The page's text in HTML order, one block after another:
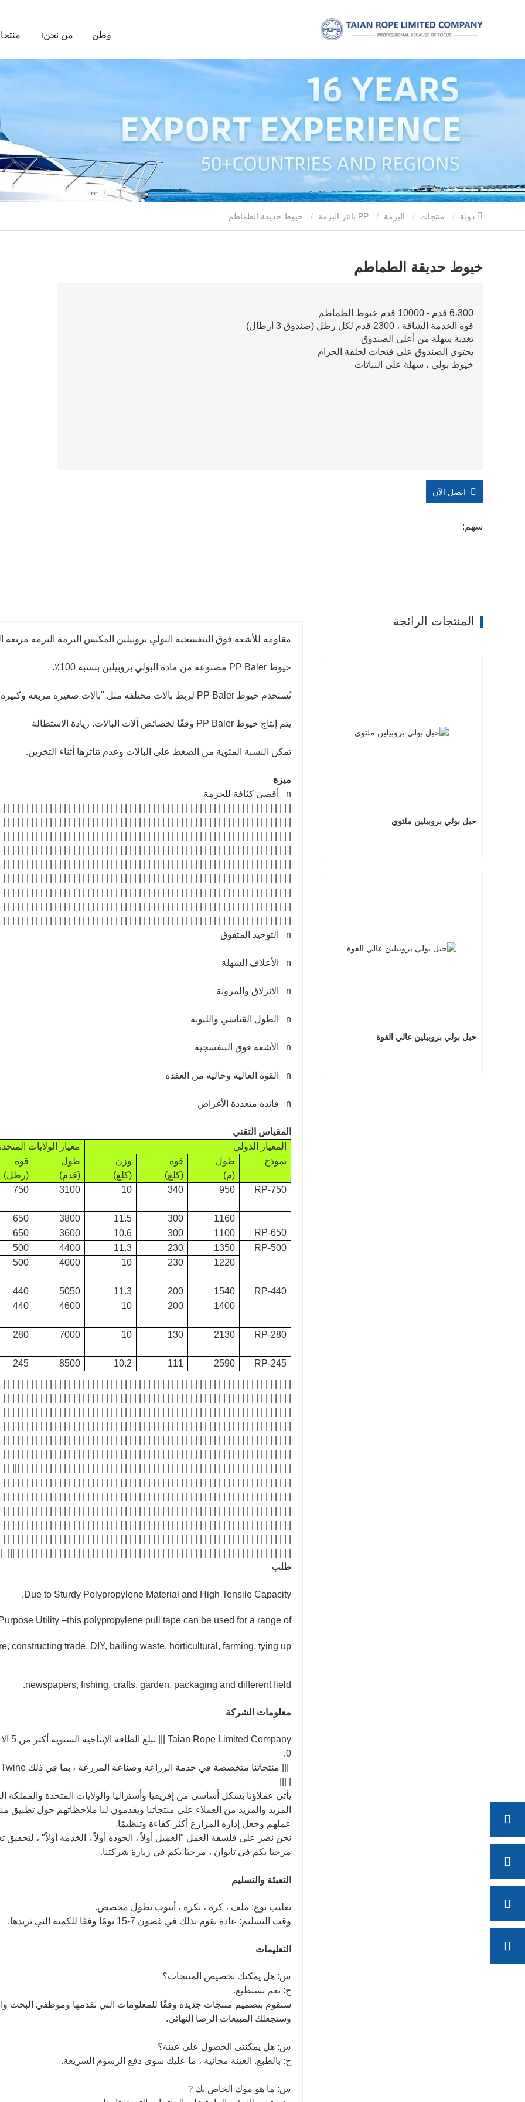
وطن من نحن
منتجات البرمة PP بالتر البرمة
خيوط حديقة الطماطم
6،300 قدم - 10000 قدم خيوط الطماطم
قوة الخدمة الشاقة ، 2300 قدم لكل رطل (صندوق 3 أرطال)
تغذية سهلة من أعلى الصندوق
يحتوي الصندوق على فتحات لحلقة الحزام
خيوط بولي ، سهلة على النباتات
اتصل الآن
سهم:
مقاومة للأشعة فوق البنفسجية البولي بروبيلين المكبس البرمة البرمة
خيوط PP Baler مصنوعة من مادة البولي بروبيلين بنسبة 100٪.
تُستخدم خيوط PP Baler لربط بالات مختلفة مثل "بالات صغيرة مربعة وكبيرة وكبيرة دائرية".
يتم إنتاج خيوط PP Baler وفقًا لخصائص آلات البالات. زيادة الاستطالة
تمكن النسبة المئوية من الضغط على البالات وعدم تناثرها أثناء التخزين.
ميزة
n أقصى كثافة للحزمة
n التوحيد المتفوق
n الأعلاف السهلة
n الانزلاق والمرونة
n الطول القياسي والليونة
n الأشعة فوق البنفسجية
n القوة العالية وخالية من العقدة
n فائدة متعددة الأغراض
المقياس التقني
المعيار الدولي
معيار الولايات
نموذج
طول
(م)
قوة
(كلغ)
وزن
(كلغ)
طول
(قدم)
قوة
(رطل)
RP-750
950
340
10
3100
750
RP-650
1160
300
11.5
3800
650
1100
300
10.6
3600
650
RP-500
1350
230
11.3
4400
500
1220
230
10
4000
500
RP-440
1540
200
11.3
5050
440
1400
200
10
4600
440
RP-280
2130
130
10
7000
280
RP-245
2590
111
10.2
8500
245
طلب
Due to Sturdy Polypropylene Material and High Tensile Capacity,
Utility –this polypropylene pull tape can be used for a range of
constructing trade, DIY, bailing waste, horticultural, farming, tying up
newspapers, fishing, crafts, garden, packaging and different field.
معلومات الشركة
0.
||| منتجاتنا متخصصة في خدمة الزراعة وصناعة المزرعة ، بما في ذلك PP Baler Twine ， خط التجليد وحبل السياج الكهربائي.
يأتي عملاؤنا بشكل أساسي من إفريقيا وأستراليا والولايات المتحدة
المزيد والمزيد من العملاء على منتجاتنا ويقدمون لنا ملاحظاتهم حول تطبيق
عملهم وجعل إدارة المزارع أكثر كفاءة وتنظيمًا.
نحن نصر على فلسفة العمل "العميل أولاً ، الجودة أولاً ، الخدمة أولاً" ،
مرحبًا بكم في تايوان ، مرحبًا بكم في زيارة شركتنا.
التعبئة والتسليم
تعليب نوع: ملف ، كرة ، بكرة ، أنبوب بطول مخصص.
وقت التسليم: عادة نقوم بذلك في غضون 7-15 يومًا وفقًا للكمية التي تريدها.
التعليمات
س: هل يمكنك تخصيص المنتجات؟
ج: نعم نستطيع.
سنقوم بتصميم منتجات جديدة وفقًا للمعلومات التي تقدمها وموظفي البحث
وستجعلك المبيعات الرضا النهائي.
س: هل يمكنني الحصول على عينة؟
ج: بالطبع. العينة مجانية ، ما عليك سوى دفع الرسوم السريعة.
س: ما هو موك الخاص بك？
المنتجات الرائجة
حبل بولي بروبيلين ملتوي
حبل بولي بروبيلين عالي القوة